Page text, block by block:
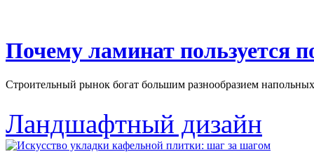
Почему ламинат пользуется
Строительный рынок богат большим разнообразием
Ландшафтный дизайн